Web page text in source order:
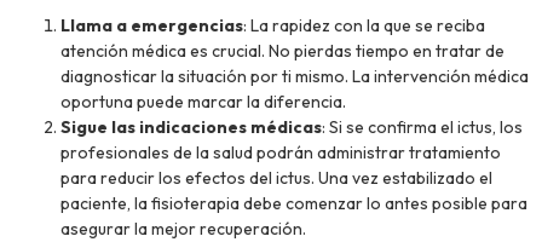
Llama a emergencias: La rapidez con la que se reciba
atención médica es crucial. No pierdas tiempo en tratar de
diagnosticar la situación por ti mismo. La intervención médica
oportuna puede marcar la diferencia.
Sigue las indicaciones médicas: Si se confirma el ictus, los
profesionales de la salud podrán administrar tratamiento
para reducir los efectos del ictus. Una vez estabilizado el
paciente, la fisioterapia debe comenzar lo antes posible para
asegurar la mejor recuperación.